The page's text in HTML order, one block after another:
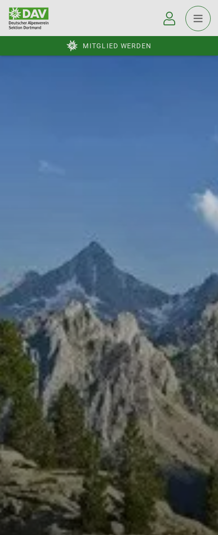
MITGLIED WERDEN
© DAV Dortmund
© DAV Dortmund
© DAV Dortmund
© DAV Dortmund